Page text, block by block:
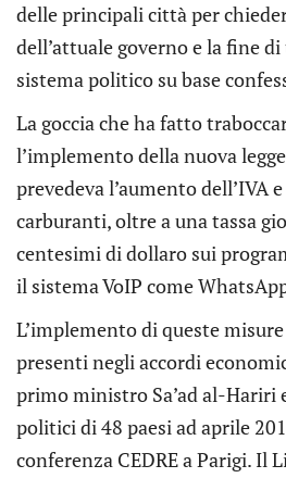
delle principali città per
dell’attuale governo e la fine
sistema politico su base
La goccia che ha fatto
l’implemento della nuova
prevedeva l’aumento dell’IVA
carburanti, oltre a una tassa
centesimi di dollaro sui
il sistema VoIP come
L’implemento di queste
presenti negli accordi
primo ministro Sa’ad al-Hariri
politici di 48 paesi ad aprile
conferenza CEDRE a Parigi. Il